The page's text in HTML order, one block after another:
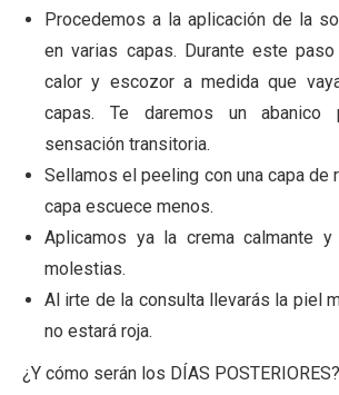
Procedemos a la aplicación de la
en varias capas. Durante este
calor y escozor a medida que
capas. Te daremos un abanico
sensación transitoria.
Sellamos el peeling con una capa de
capa escuece menos.
Aplicamos ya la crema calmante y
molestias.
Al irte de la consulta llevarás la piel
no estará roja.
¿Y cómo serán los DÍAS POSTERIORES?